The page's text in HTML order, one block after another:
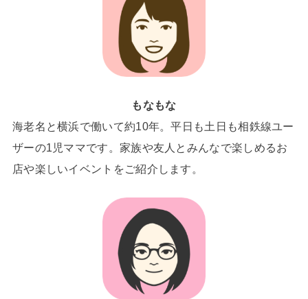
もなもな
海老名と横浜で働いて約10年。平日も土日も相鉄線ユー
ザーの1児ママです。家族や友人とみんなで楽しめるお
店や楽しいイベントをご紹介します。